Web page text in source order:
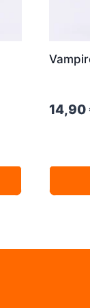
14,90